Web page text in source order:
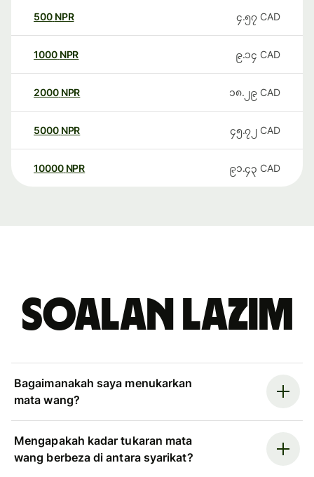
500 NPR ၄.၅၇ CAD
1000 NPR ၉.၁၄ CAD
2000 NPR ၁၈.၂၉ CAD
5000 NPR ၄၅.၇၂ CAD
10000 NPR ၉၁.၄၃ CAD
Soalan Lazim
Bagaimanakah saya menukarkan
mata wang?
Mengapakah kadar tukaran mata
wang berbeza di antara syarikat?